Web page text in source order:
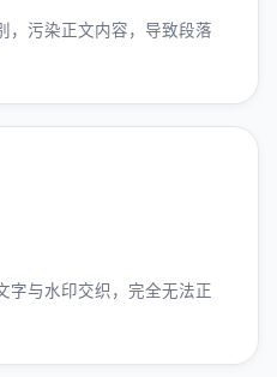
，污染正文内容，导致段落
字与水印交织，完全无法正